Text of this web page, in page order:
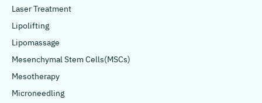
Laser Treatment
Lipolifting
Lipomassage
Mesenchymal Stem Cells(MSCs)
Mesotherapy
Microneedling